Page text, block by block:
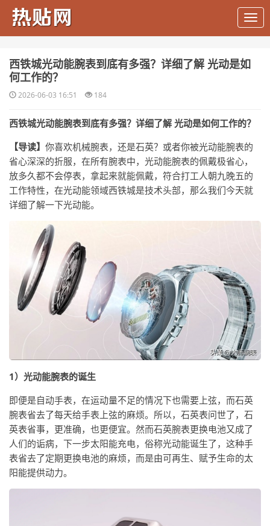
​西铁城光动能腕表到底有多强？详细了解 光动是如
何工作的？
2026-06-03 16:51 184
西铁城光动能腕表到底有多强？详细了解 光动是如何工作的？
【导读】 你喜欢机械腕表，还是石英？或者你被光动能腕表的
省心深深的折服，在所有腕表中，光动能腕表的佩戴极省心，
放多久都不会停表，拿起来就能佩戴，符合打工人朝九晚五的
工作特性，在光动能领域西铁城是技术头部，那么我们今天就
详细了解一下光动能。
1）光动能腕表的诞生
即便是自动手表，在运动量不足的情况下也需要上弦，而石英
腕表省去了每天给手表上弦的麻烦。所以，石英表问世了，石
英表省事，更准确，也更便宜。然而石英腕表更换电池又成了
人们的诟病，下一步太阳能充电，俗称光动能诞生了，这种手
表省去了定期更换电池的麻烦，而是由可再生、赋予生命的太
阳能提供动力。